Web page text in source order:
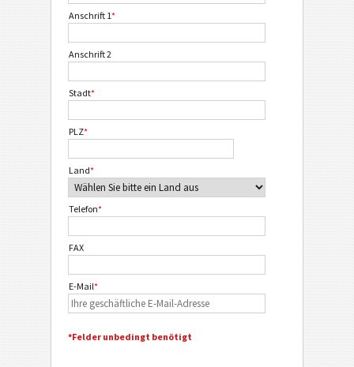
Anschrift 1*
Anschrift 2
Stadt*
PLZ*
Land*
Telefon*
FAX
E-Mail*
*Felder unbedingt benötigt